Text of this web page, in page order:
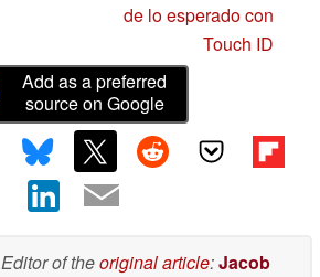
de lo esperado con
Touch ID
Add as a preferred
source on Google
Editor of theoriginal article:Jacob